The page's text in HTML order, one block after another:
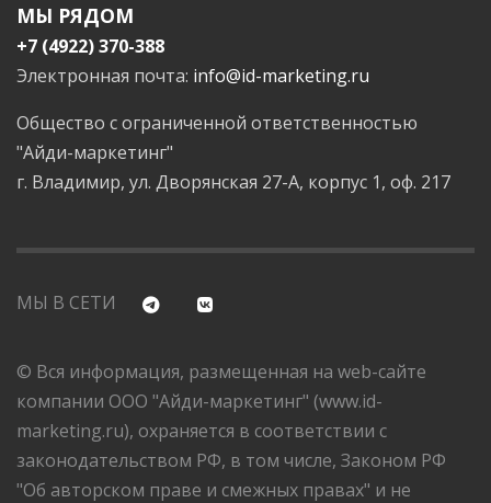
МЫ РЯДОМ
+7 (4922) 370-388
Электронная почта: info@id-marketing.ru
Общество с ограниченной ответственностью
"Айди-маркетинг"
г. Владимир, ул. Дворянская 27-А, корпус 1, оф. 217
МЫ В СЕТИ
© Вся информация, размещенная на web-сайте
компании ООО "Айди-маркетинг" (www.id-
marketing.ru), охраняется в соответствии с
законодательством РФ, в том числе, Законом РФ
"Об авторском праве и смежных правах" и не